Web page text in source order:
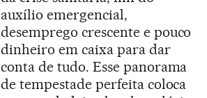
auxílio emergencial,
desemprego crescente e pouco
dinheiro em caixa para dar
conta de tudo. Esse panorama
de tempestade perfeita coloca